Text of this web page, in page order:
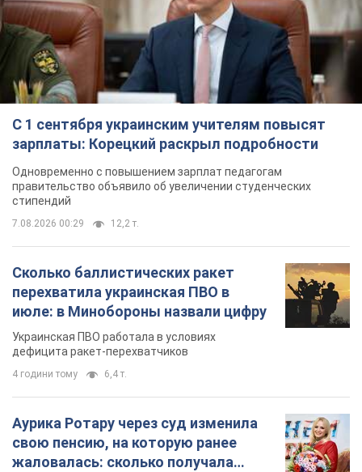
С 1 сентября украинским учителям повысят
зарплаты: Корецкий раскрыл подробности
Одновременно с повышением зарплат педагогам
правительство объявило об увеличении студенческих
стипендий
7.08.2026 00:29 12,2 т.
Сколько баллистических ракет
перехватила украинская ПВО в
июле: в Минобороны назвали цифру
Украинская ПВО работала в условиях
дефицита ракет-перехватчиков
4 години тому 6,4 т.
Аурика Ротару через суд изменила
свою пенсию, на которую ранее
жаловалась: сколько получала